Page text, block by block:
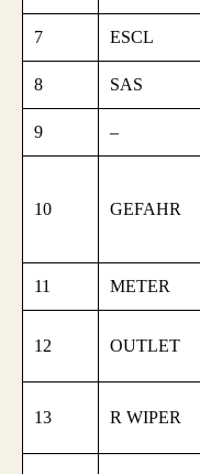
7 ESCL
8 SAS
9 –
10 GEFAHR
11 METER
12 OUTLET
13 R WIPER